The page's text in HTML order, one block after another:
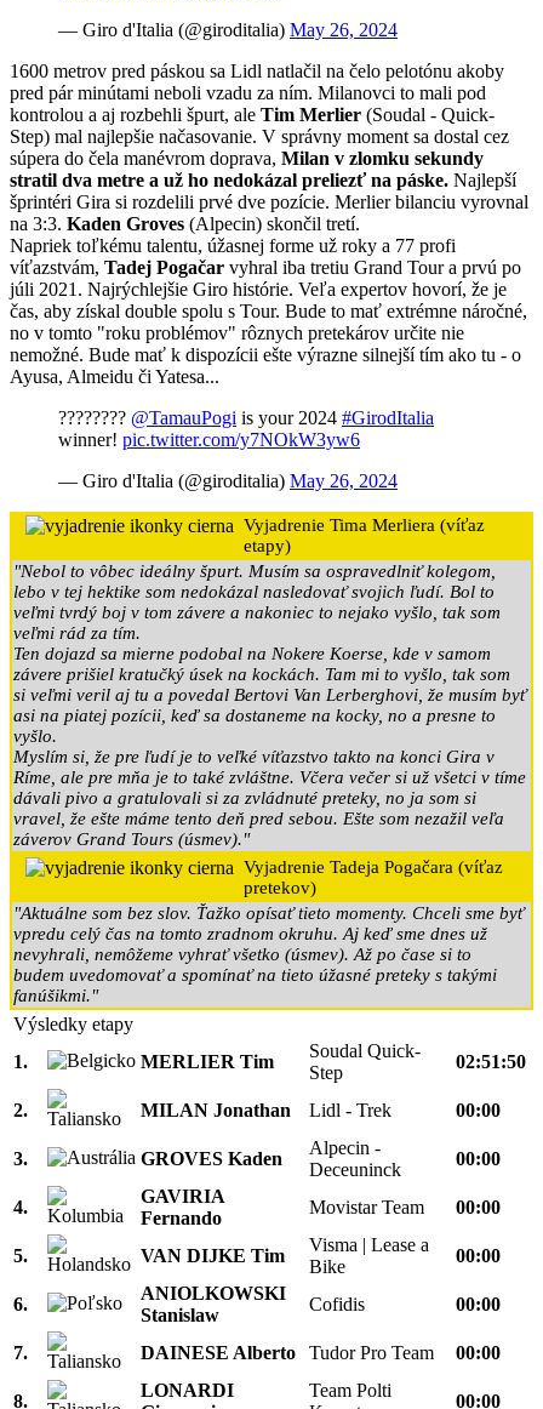
— Giro d'Italia (@giroditalia) May 26, 2024
1600 metrov pred páskou sa Lidl natlačil na čelo pelotónu akoby
pred pár minútami neboli vzadu za ním. Milanovci to mali pod
kontrolou a aj rozbehli špurt, ale Tim Merlier (Soudal - Quick-
Step) mal najlepšie načasovanie. V správny moment sa dostal cez
súpera do čela manévrom doprava, Milan v zlomku sekundy
stratil dva metre a už ho nedokázal preliezť na páske. Najlepší
šprintéri Gira si rozdelili prvé dve pozície. Merlier bilanciu vyrovnal
na 3:3. Kaden Groves (Alpecin) skončil tretí.
Napriek toľkému talentu, úžasnej forme už roky a 77 profi
víťazstvám, Tadej Pogačar vyhral iba tretiu Grand Tour a prvú po
júli 2021. Najrýchlejšie Giro histórie. Veľa expertov hovorí, že je
čas, aby získal double spolu s Tour. Bude to mať extrémne náročné,
no v tomto "roku problémov" rôznych pretekárov určite nie
nemožné. Bude mať k dispozícii ešte výrazne silnejší tím ako tu - o
Ayusa, Almeidu či Yatesa...
???????? @TamauPogi is your 2024 #GirodItalia
winner! pic.twitter.com/y7NOkW3yw6
— Giro d'Italia (@giroditalia) May 26, 2024
Vyjadrenie Tima Merliera (víťaz
etapy)
"Nebol to vôbec ideálny špurt. Musím sa ospravedlniť kolegom,
lebo v tej hektike som nedokázal nasledovať svojich ľudí. Bol to
veľmi tvrdý boj v tom závere a nakoniec to nejako vyšlo, tak som
veľmi rád za tím.
Ten dojazd sa mierne podobal na Nokere Koerse, kde v samom
závere prišiel kratučký úsek na kockách. Tam mi to vyšlo, tak som
si veľmi veril aj tu a povedal Bertovi Van Lerberghovi, že musím byť
asi na piatej pozícii, keď sa dostaneme na kocky, no a presne to
vyšlo.
Myslím si, že pre ľudí je to veľké víťazstvo takto na konci Gira v
Ríme, ale pre mňa je to také zvláštne. Včera večer si už všetci v tíme
dávali pivo a gratulovali si za zvládnuté preteky, no ja som si
vravel, že ešte máme tento deň pred sebou. Ešte som nezažil veľa
záverov Grand Tours (úsmev)."
Vyjadrenie Tadeja Pogačara (víťaz
pretekov)
"Aktuálne som bez slov. Ťažko opísať tieto momenty. Chceli sme byť
vpredu celý čas na tomto zradnom okruhu. Aj keď sme dnes už
nevyhrali, nemôžeme vyhrať všetko (úsmev). Až po čase si to
budem uvedomovať a spomínať na tieto úžasné preteky s takými
fanúšikmi."
Výsledky etapy
1.
MERLIER Tim
Soudal Quick-
Step
02:51:50
2. MILAN Jonathan Lidl - Trek 00:00
3. GROVES Kaden
Alpecin -
Deceuninck
00:00
4.
GAVIRIA
Fernando
Movistar Team 00:00
5. VAN DIJKE Tim
Visma | Lease a
Bike
00:00
6.
ANIOLKOWSKI
Stanislaw
Cofidis 00:00
7. DAINESE Alberto Tudor Pro Team 00:00
8.
LONARDI
Team Polti
00:00